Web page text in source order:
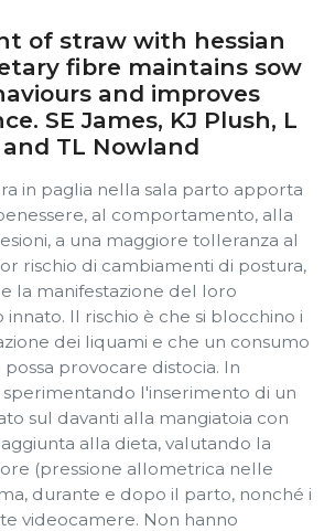
of straw with hessian
fibre maintains sow
and improves
SE James, KJ Plush, L
TL Nowland
in paglia nella sala parto apporta
al comportamento, alla
a una maggiore tolleranza al
rischio di cambiamenti di postura,
la manifestazione del loro
Il rischio è che si blocchino i
dei liquami e che un consumo
provocare distocia. In
sperimentando l'inserimento di un
sul davanti alla mangiatoia con
alla dieta, valutando la
(pressione allometrica nelle
durante e dopo il parto, nonché i
videocamere. Non hanno